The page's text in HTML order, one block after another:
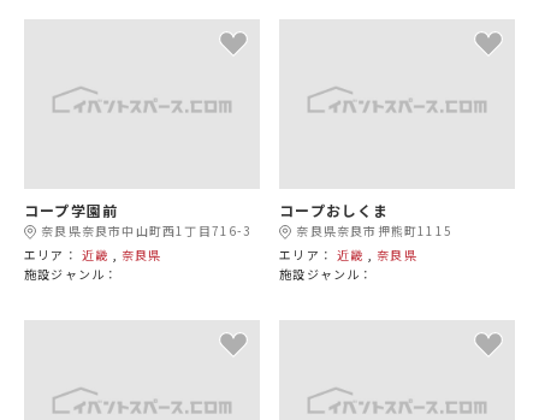
コープ学園前
奈良県奈良市中山町西1丁目716-3
エリア： 近畿
奈良県
施設ジャンル：
コープおしくま
奈良県奈良市押熊町1115
エリア：近畿
奈良県
施設ジャンル：